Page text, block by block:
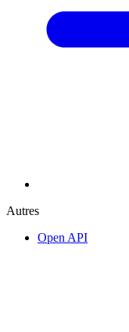
Autres
Open API